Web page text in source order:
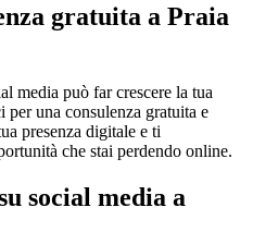
gratuita a Praia
media può far crescere la tua
per una consulenza gratuita e
presenza digitale e ti
che stai perdendo online.
social media a